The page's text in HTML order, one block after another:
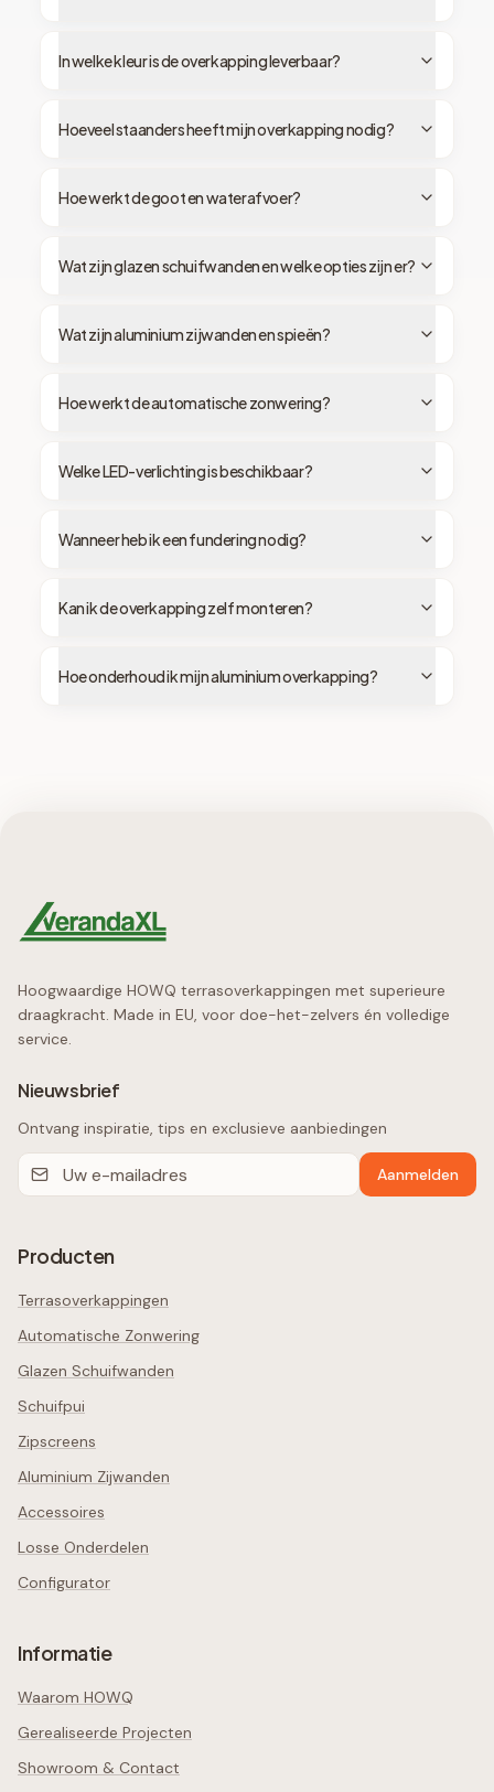
In welke kleur is de overkapping leverbaar?
Hoeveel staanders heeft mijn overkapping nodig?
Hoe werkt de goot en waterafvoer?
Wat zijn glazen schuifwanden en welke opties zijn er?
Wat zijn aluminium zijwanden en spieën?
Hoe werkt de automatische zonwering?
Welke LED-verlichting is beschikbaar?
Wanneer heb ik een fundering nodig?
Kan ik de overkapping zelf monteren?
Hoe onderhoud ik mijn aluminium overkapping?
Hoogwaardige HOWQ terrasoverkappingen met superieure
draagkracht. Made in EU, voor doe-het-zelvers én volledige
service.
Nieuwsbrief
Ontvang inspiratie, tips en exclusieve aanbiedingen
Aanmelden
Producten
Terrasoverkappingen
Automatische Zonwering
Glazen Schuifwanden
Schuifpui
Zipscreens
Aluminium Zijwanden
Accessoires
Losse Onderdelen
Configurator
Informatie
Waarom HOWQ
Gerealiseerde Projecten
Showroom & Contact